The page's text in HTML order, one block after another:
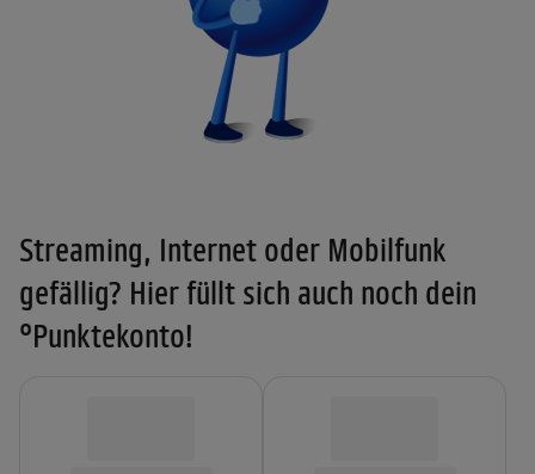
Streaming, Internet oder Mobilfunk
gefällig? Hier füllt sich auch noch dein
°Punktekonto!